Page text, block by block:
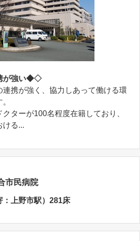
が強い◆◇
連携が強く、協力しあって働ける環
ターが100名程度在籍しており、
ける...
市民病院
：上野市駅）281床